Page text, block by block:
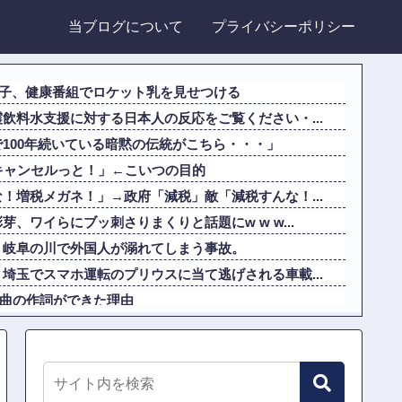
当ブログについて プライバシーポリシー
、健康番組でロケット乳を見せつける
料水支援に対する日本人の反応をご覧ください・...
年続いている暗黙の伝統がこちら・・・」
ンセルっと！」←こいつの目的
増税メガネ！」→政府「減税」敵「減税すんな！...
芽、ワイらにブッ刺さりまくりと話題にw w w...
阜の川で外国人が溺れてしまう事故。
埼玉でスマホ運転のプリウスに当て逃げされる車載...
の作詞ができた理由
年続いている暗黙の伝統がこちら・・・」
あるｗ他